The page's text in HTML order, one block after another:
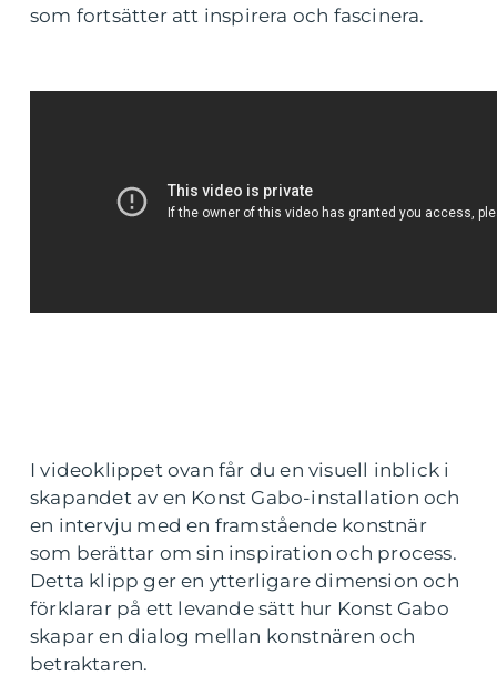
som fortsätter att inspirera och fascinera.
I videoklippet ovan får du en visuell inblick i
skapandet av en Konst Gabo-installation och
en intervju med en framstående konstnär
som berättar om sin inspiration och process.
Detta klipp ger en ytterligare dimension och
förklarar på ett levande sätt hur Konst Gabo
skapar en dialog mellan konstnären och
betraktaren.